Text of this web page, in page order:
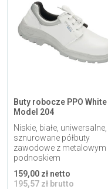
Buty robocze PPO White
Model 204
Niskie, białe, uniwersalne,
sznurowane półbuty
zawodowe z metalowym
podnoskiem
159,00 zł netto
195,57 zł brutto